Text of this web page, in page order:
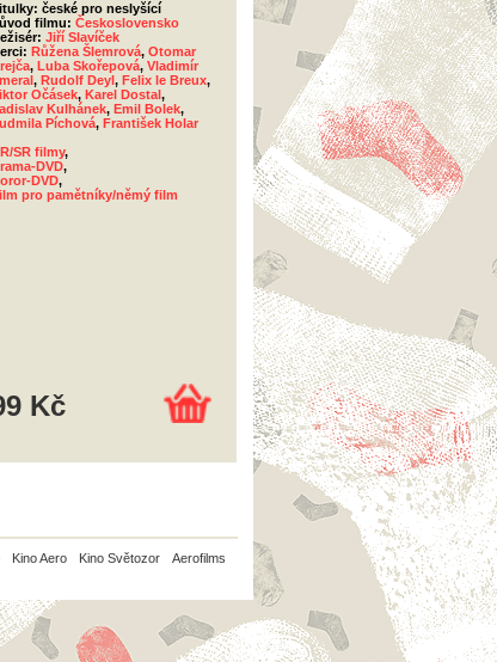
české pro neslyšící
filmu: Československo
Jiří Slavíček
Růžena Šlemrová, Otomar
, Luba Skořepová, Vladimír
, Rudolf Deyl, Felix le Breux,
Očásek, Karel Dostal,
Kulhánek, Emil Bolek,
Píchová, František Holar
SR filmy,
DVD,
DVD,
pro pamětníky/němý film
Kč
Kino Aero Kino Světozor Aerofilms